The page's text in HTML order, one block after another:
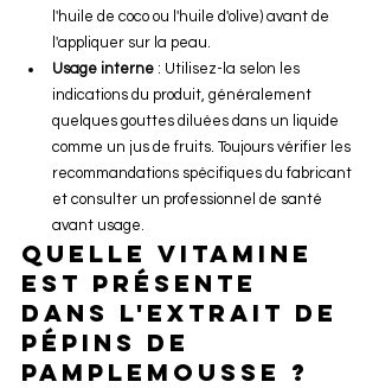
l'huile de coco ou l'huile d'olive) avant de
l'appliquer sur la peau.
Usage interne : Utilisez-la selon les
indications du produit, généralement
quelques gouttes diluées dans un liquide
comme un jus de fruits. Toujours vérifier les
recommandations spécifiques du fabricant
et consulter un professionnel de santé
avant usage.
Quelle vitamine
est présente
dans l'extrait de
pépins de
pamplemousse ?